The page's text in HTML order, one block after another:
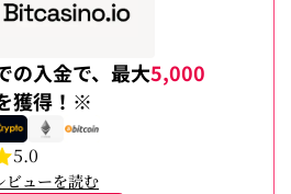
の入金で、最大5,000
獲得！※
5.0
ビューを読む